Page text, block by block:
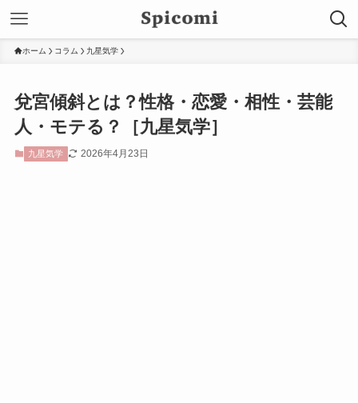
ホーム コラム 九星気学
兌宮傾斜とは？性格・恋愛・相性・芸能
人・モテる？［九星気学］
九星気学 2026年4月23日